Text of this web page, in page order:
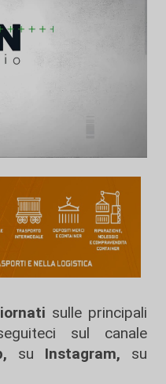
sulle principali
sul canale
su Instagram, su